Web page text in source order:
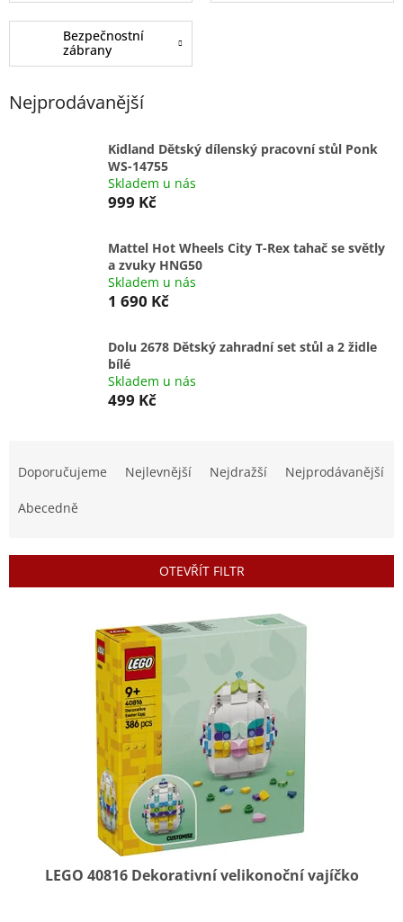
Bezpečnostní
zábrany
Nejprodávanější
Kidland Dětský dílenský pracovní stůl Ponk
WS-14755
Skladem u nás
999 Kč
Mattel Hot Wheels City T-Rex tahač se světly
a zvuky HNG50
Skladem u nás
1 690 Kč
Dolu 2678 Dětský zahradní set stůl a 2 židle
bílé
Skladem u nás
499 Kč
í
r
Doporučujeme Nejlevnější Nejdražší Nejprodávanější
Abecedně
OTEVŘÍT FILTR
LEGO 40816 Dekorativní velikonoční vajíčko